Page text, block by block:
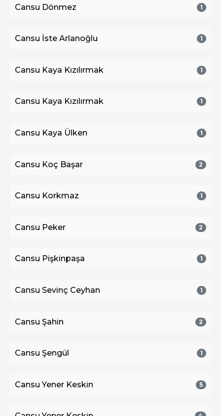
Cansu Dönmez 1
Cansu İste Arlanoğlu 1
Cansu Kaya Kızılırmak 1
Cansu Kaya Kızılırmak 1
Cansu Kaya Ülken 1
Cansu Koç Başar 2
Cansu Korkmaz 1
Cansu Peker 2
Cansu Pişkinpaşa 1
Cansu Sevinç Ceyhan 1
Cansu Şahin 2
Cansu Şengül 1
Cansu Yener Keskin 5